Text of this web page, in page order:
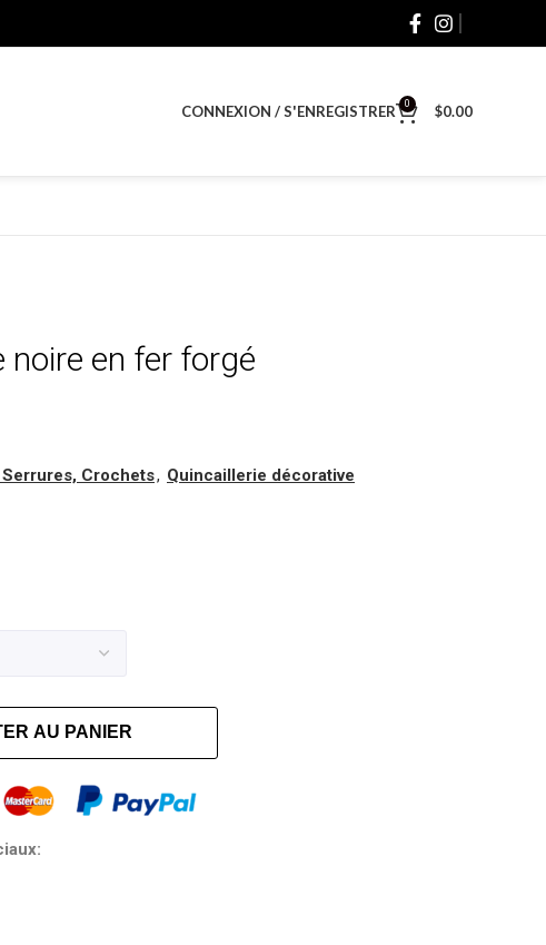
CONNEXION / S'ENREGISTRER 0 $0.00
noire en fer forgé
Crochets, Quincaillerie décorative
AU PANIER